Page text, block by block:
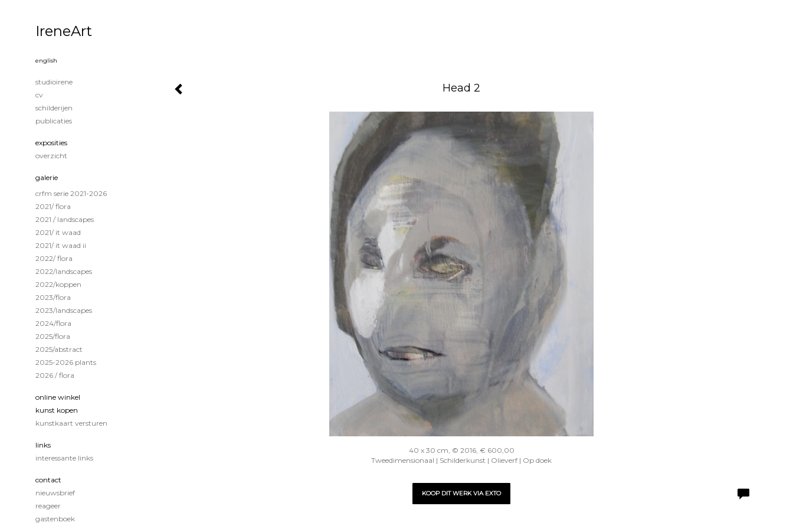
Head 2
40 x 30 cm, © 2016, € 600,00
Tweedimensionaal | Schilderkunst | Olieverf | Op doek
KOOP DIT WERK VIA EXTO
IreneArt
english
studioirene
cv
schilderijen
publicaties
exposities
overzicht
galerie
crfm serie 2021-2026
2021/ flora
2021 / landscapes
2021/ it waad
2021/ it waad ii
2022/ flora
2022/landscapes
2022/koppen
2023/flora
2023/landscapes
2024/flora
2025/flora
2025/abstract
2025-2026 plants
2026 / flora
online winkel
kunst kopen
kunstkaart versturen
links
interessante links
contact
nieuwsbrief
reageer
gastenboek